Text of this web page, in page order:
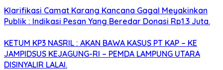
Klarifikasi Camat Karang Kancana Gagal Meyakinkan
Publik : Indikasi Pesan Yang Beredar Donasi Rp1.3 Juta.
KETUM KP3 NASRIL : AKAN BAWA KASUS PT KAP – KE
JAMPIDSUS KEJAGUNG-RI – PEMDA LAMPUNG UTARA
DISINYALIR LALAI.